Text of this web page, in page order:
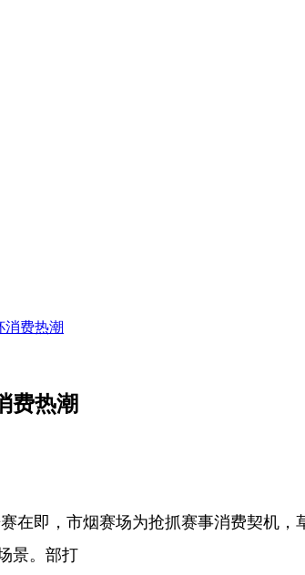
消费热潮
费热潮
在即，市烟赛场为抢抓赛事消费契机，
景。部打